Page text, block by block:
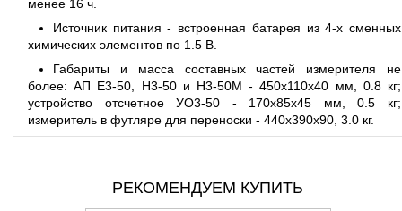
менее 16 ч.
Источник питания - встроенная батарея из 4-х сменных
химических элементов по 1.5 В.
Габариты и масса составных частей измерителя не
более: АП Е3-50, Н3-50 и Н3-50М - 450х110х40 мм, 0.8 кг;
устройство отсчетное УО3-50 - 170х85х45 мм, 0.5 кг;
измеритель в футляре для переноски - 440х390х90, 3.0 кг.
РЕКОМЕНДУЕМ КУПИТЬ